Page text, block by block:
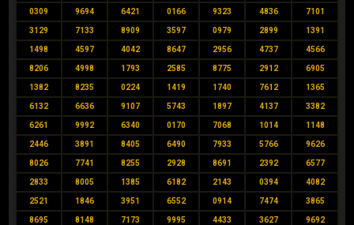
0309 9694 6421 0166 9323 4836 7101
3129 7133 8909 3597 0979 2899 1391
1498 4597 4042 8647 2956 4737 4566
8206 4998 1793 2585 8775 2912 6905
1382 8235 0224 1419 1740 7612 1365
6132 6636 9107 5743 1897 4137 3382
6261 9992 6340 0170 7068 1014 1148
2446 3891 8405 6490 7933 5766 9626
8026 7741 8255 2928 8691 2392 6577
2833 8005 1385 6182 2143 0394 4082
2521 1846 3951 6552 0914 7474 3865
8695 8148 7173 9995 4433 3627 9692